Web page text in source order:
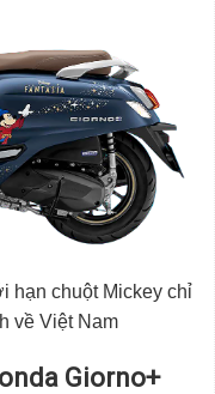
hạn chuột Mickey chỉ
về Việt Nam
Giorno+